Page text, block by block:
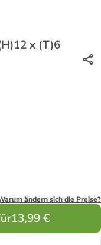
x (T)6
ändern sich die Preise?
13,99 €